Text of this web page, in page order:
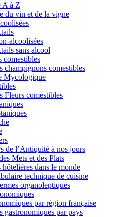
A à Z
du vin et de la vigne
alcoolisées
sans alcool
comestibles
champignons comestibles
Mycologique
Fleurs comestibles
de l’Antiquité à nos jours
Mets et des Plats
hôtelières dans le monde
technique de cuisine
organoleptiques
par région française
gastronomiques par pays